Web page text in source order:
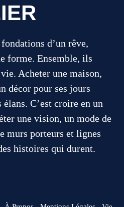
d’un rêve,
forme. Ensemble, ils
Acheter une maison,
décor pour ses jours
élans. C’est croire en un
une vision, un mode de
murs porteurs et lignes
histoires qui durent.